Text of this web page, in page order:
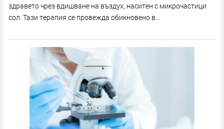
здравето чрез вдишване на въздух, наситен с микрочастици
сол. Тази терапия се провежда обикновено в...